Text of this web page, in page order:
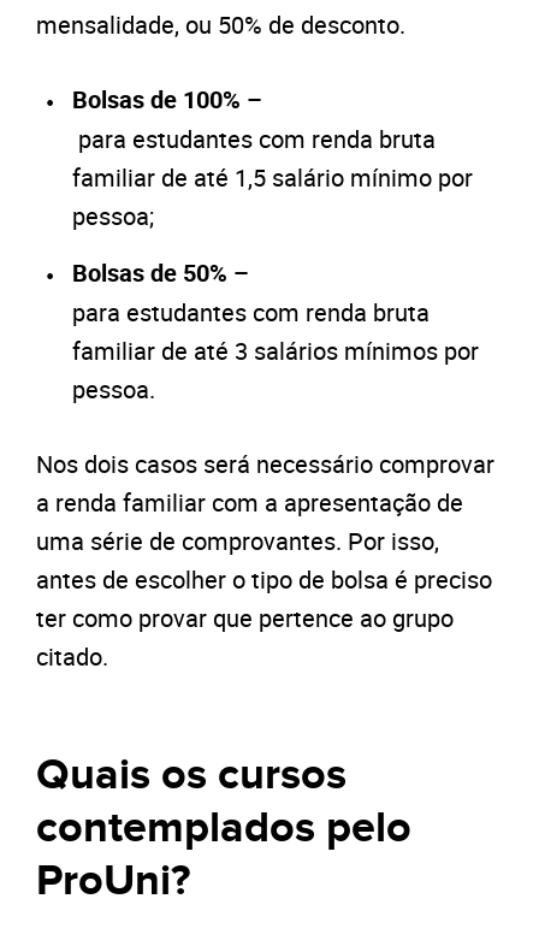
mensalidade, ou 50% de desconto.
Bolsas de 100% –
para estudantes com renda bruta
familiar de até 1,5 salário mínimo por
pessoa;
Bolsas de 50% –
para estudantes com renda bruta
familiar de até 3 salários mínimos por
pessoa.
Nos dois casos será necessário comprovar
a renda familiar com a apresentação de
uma série de comprovantes. Por isso,
antes de escolher o tipo de bolsa é preciso
ter como provar que pertence ao grupo
citado.
Quais os cursos
contemplados pelo
ProUni?